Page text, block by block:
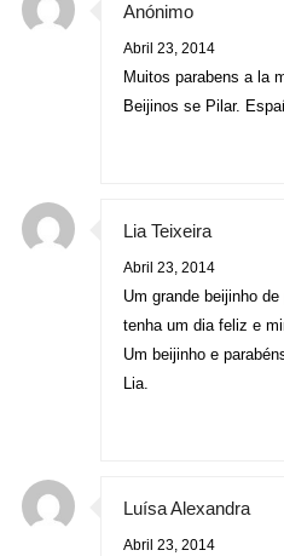
Anónimo
Abril 23, 2014
Muitos parabens a la
Beijinos se Pilar.
Lia Teixeira
Abril 23, 2014
Um grande beijinho
tenha um dia feliz e
Um beijinho e
Lia.
Luísa Alexandra
Abril 23, 2014